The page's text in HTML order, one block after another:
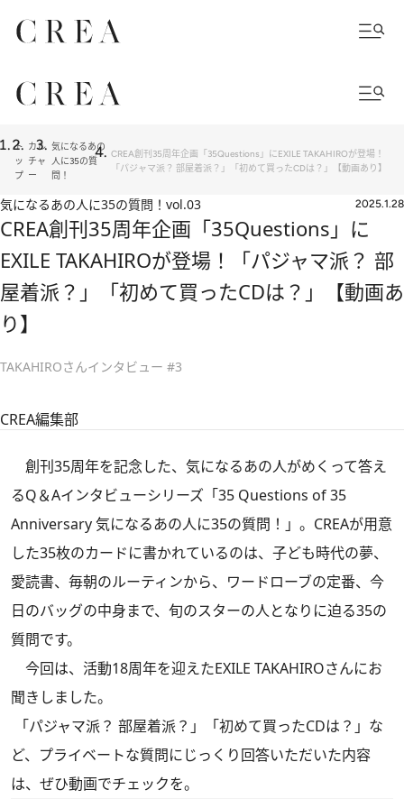
ト
ッ
プ
カル
チャ
ー
気になるあの
人に35の質
問！
CREA創刊35周年企画「35Questions」にEXILE TAKAHIROが登場！
「パジャマ派？ 部屋着派？」「初めて買ったCDは？」【動画あり】
気になるあの人に35の質問！ vol.03 2025.1.28
CREA創刊35周年企画「35Questions」に
EXILE TAKAHIROが登場！「パジャマ派？ 部
屋着派？」「初めて買ったCDは？」【動画あ
り】
TAKAHIROさんインタビュー #3
CREA編集部
創刊35周年を記念した、気になるあの人がめくって答え
るQ＆Aインタビューシリーズ「35 Questions of 35
Anniversary 気になるあの人に35の質問！」。CREAが用意
した35枚のカードに書かれているのは、子ども時代の夢、
愛読書、毎朝のルーティンから、ワードローブの定番、今
日のバッグの中身まで、旬のスターの人となりに迫る35の
質問です。
今回は、活動18周年を迎えたEXILE TAKAHIROさんにお
聞きしました。
「パジャマ派？ 部屋着派？」「初めて買ったCDは？」な
ど、プライベートな質問にじっくり回答いただいた内容
は、ぜひ動画でチェックを。